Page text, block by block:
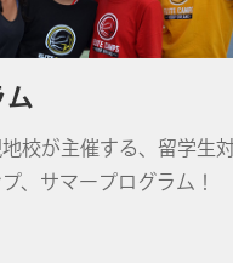
校が主催する、留学生
、サマープログラム！